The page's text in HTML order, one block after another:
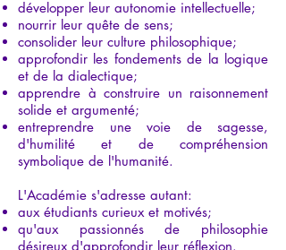
développer leur autonomie intellectuelle;
nourrir leur quête de sens;
consolider leur culture philosophique;
approfondir les fondements de la logique
et de la dialectique;
apprendre à construire un raisonnement
solide et argumenté;
entreprendre une voie de sagesse,
d'humilité et de compréhension
symbolique de l'humanité.
L'Académie s'adresse autant:
aux étudiants curieux et motivés;
qu'aux passionnés de philosophie
désireux d'approfondir leur réflexion.